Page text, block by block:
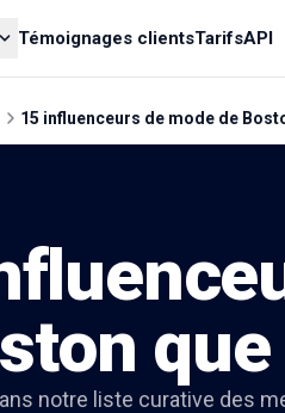
Témoignages clientsTarifsAPI
15 influenceurs de mode de
notre liste curative des